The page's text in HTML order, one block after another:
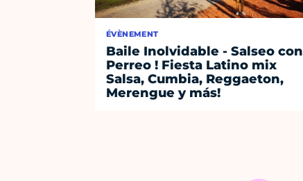
ÉVÈNEMENT
Baile Inolvidable - Salseo con
Perreo ! Fiesta Latino mix
Salsa, Cumbia, Reggaeton,
Merengue y más!